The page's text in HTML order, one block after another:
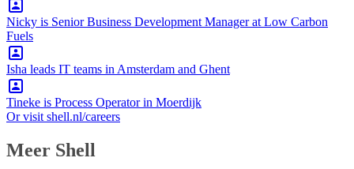
Nicky is Senior Business Development Manager at Low Carbon
Fuels
Isha leads IT teams in Amsterdam and Ghent
Tineke is Process Operator in Moerdijk
Or visit shell.nl/careers
Meer Shell